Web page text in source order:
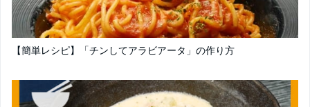
【簡単レシピ】「チンしてアラビアータ」の作り方